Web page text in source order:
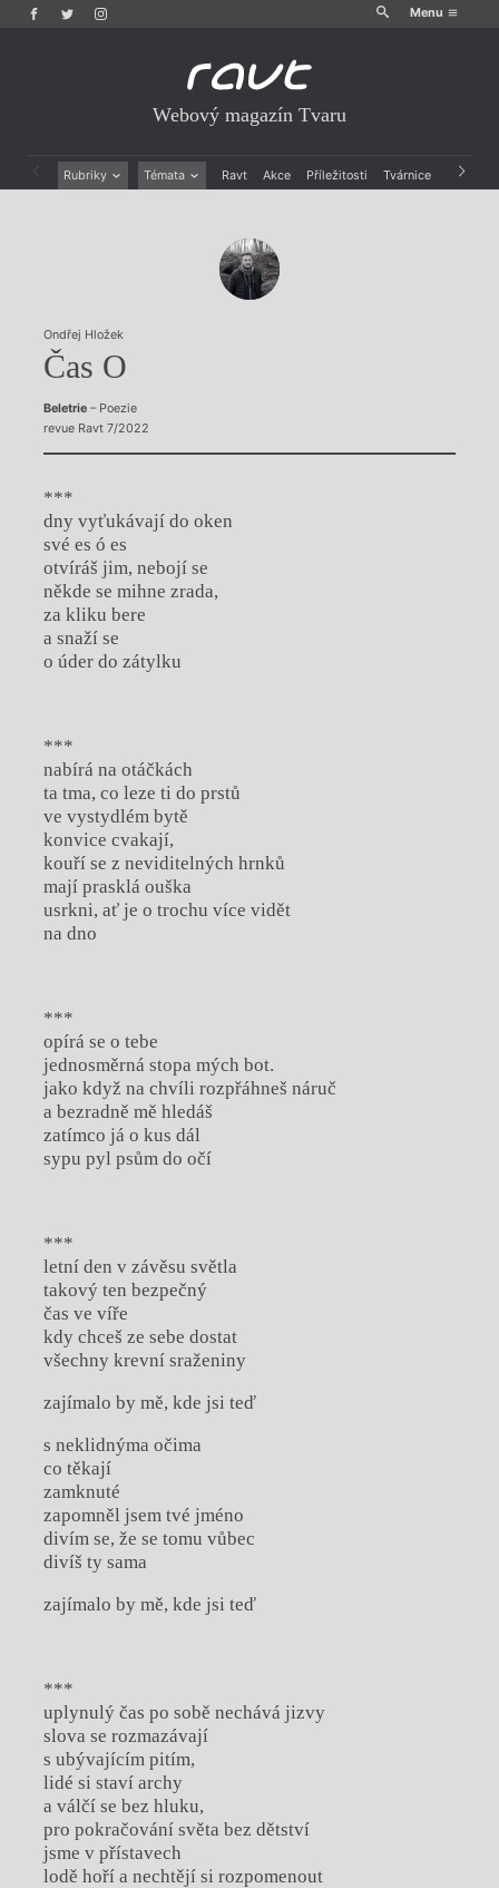
Menu
Webový magazín Tvaru
Rubriky Témata Ravt Akce Příležitosti Tvárnice Archiv
Ondřej Hložek
Čas O
Beletrie– Poezie
revue Ravt 7/2022
***
dny vyťukávají do oken
své es ó es
otvíráš jim, nebojí se
někde se mihne zrada,
za kliku bere
a snaží se
o úder do zátylku
***
nabírá na otáčkách
ta tma, co leze ti do prstů
ve vystydlém bytě
konvice cvakají,
kouří se z neviditelných hrnků
mají prasklá ouška
usrkni, ať je o trochu více vidět
na dno
***
opírá se o tebe
jednosměrná stopa mých bot.
jako když na chvíli rozpřáhneš náruč
a bezradně mě hledáš
zatímco já o kus dál
sypu pyl psům do očí
***
letní den v závěsu světla
takový ten bezpečný
čas ve víře
kdy chceš ze sebe dostat
všechny krevní sraženiny
zajímalo by mě, kde jsi teď
s neklidnýma očima
co těkají
zamknuté
zapomněl jsem tvé jméno
divím se, že se tomu vůbec
divíš ty sama
zajímalo by mě, kde jsi teď
***
uplynulý čas po sobě nechává jizvy
slova se rozmazávají
s ubývajícím pitím,
lidé si staví archy
a válčí se bez hluku,
pro pokračování světa bez dětství
jsme v přístavech
lodě hoří a nechtějí si rozpomenout